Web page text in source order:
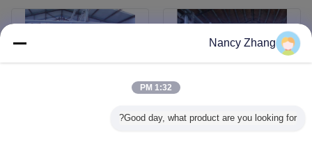
Nancy Zhang
1:32 PM
Good day, what product are you looking for?